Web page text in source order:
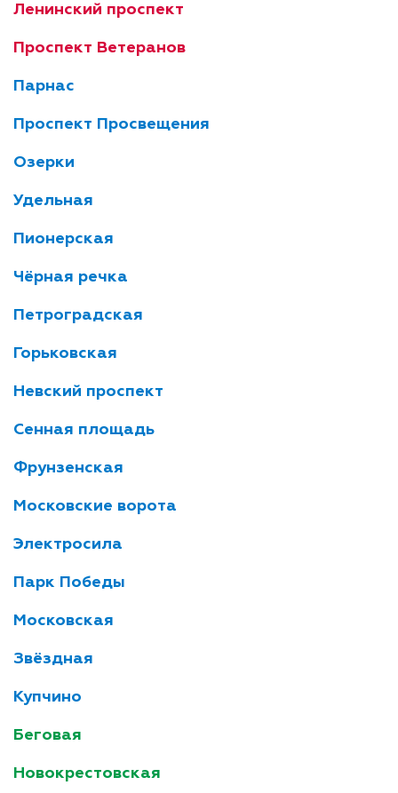
Ленинский проспект
Проспект Ветеранов
Парнас
Проспект Просвещения
Озерки
Удельная
Пионерская
Чёрная речка
Петроградская
Горьковская
Невский проспект
Сенная площадь
Фрунзенская
Московские ворота
Электросила
Парк Победы
Московская
Звёздная
Купчино
Беговая
Новокрестовская